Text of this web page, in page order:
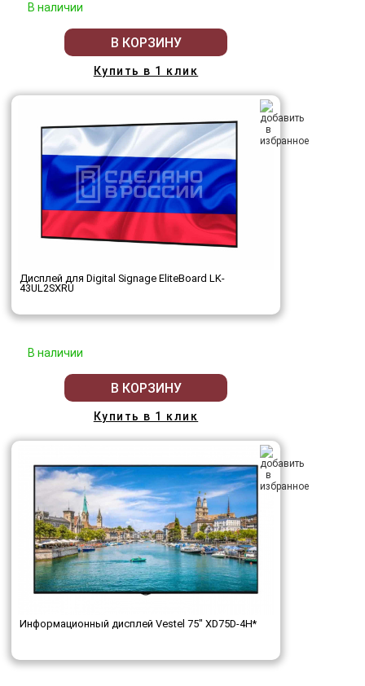
В наличии
В КОРЗИНУ
Купить в 1 клик
Дисплей для Digital Signage EliteBoard LK-
43UL2SXRU
В наличии
В КОРЗИНУ
Купить в 1 клик
Информационный дисплей Vestel 75" XD75D-4H*